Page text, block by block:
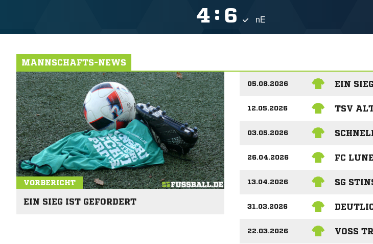
 :  nE
MANNSCHAFTS-NEWS
VORBERICHT
EIN SIEG IST GEFORDERT
05.08.2026 EIN
12.05.2026 TSV
03.05.2026
26.04.2026 FC
13.04.2026 SG
31.03.2026
22.03.2026 VOSS